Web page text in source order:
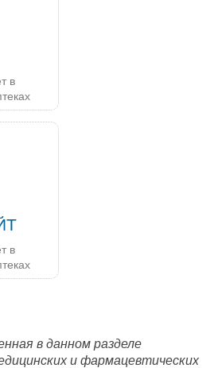
в
в
в данном разделе
и фармацевтических